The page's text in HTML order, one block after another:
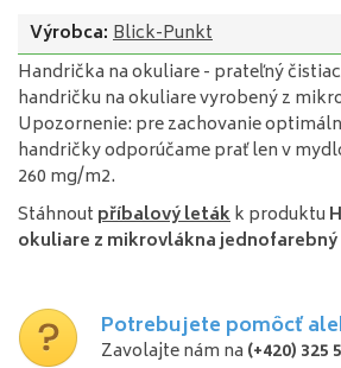
Výrobca: Blick-Punkt
Handrička na okuliare - prateľný
handričku na okuliare vyrobený z
Upozornenie: pre zachovanie
handričky odporúčame prať len v
260 mg/m2.
Stáhnout příbalový letákk produktu
okuliare z mikrovlákna jednofarebný
Potrebujete pomôcť
Zavolajte nám na (+420) 325